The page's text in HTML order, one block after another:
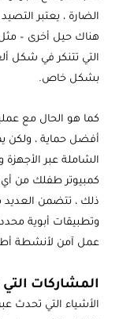
الضارة ، يعتبر
هناك حيل أخرى – مثل
التي تتنكر في شكل
بشكل خاص.
كما هو الحال مع
أفضل حماية ، ولكن
الشاملة عبر الأجهزة
كمبيوتر طفلك من أي
ذلك ، تتضمن العديد
وتطبيقات أبوية
عمل آمن لأنشطة
المشاركات
الأشياء التي تحدث